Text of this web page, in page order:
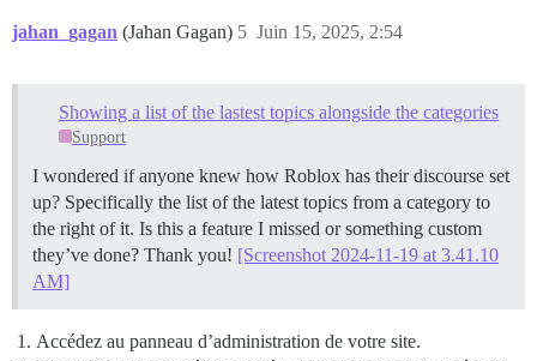
jahan_gagan (Jahan Gagan) Juin 15, 2025, 2:54
5
Showing a list of the lastest topics alongside the categories
Support
I wondered if anyone knew how Roblox has their discourse set
up? Specifically the list of the latest topics from a category to
the right of it. Is this a feature I missed or something custom
they’ve done? Thank you! [Screenshot 2024-11-19 at 3.41.10
AM]
Accédez au panneau d’administration de votre site.